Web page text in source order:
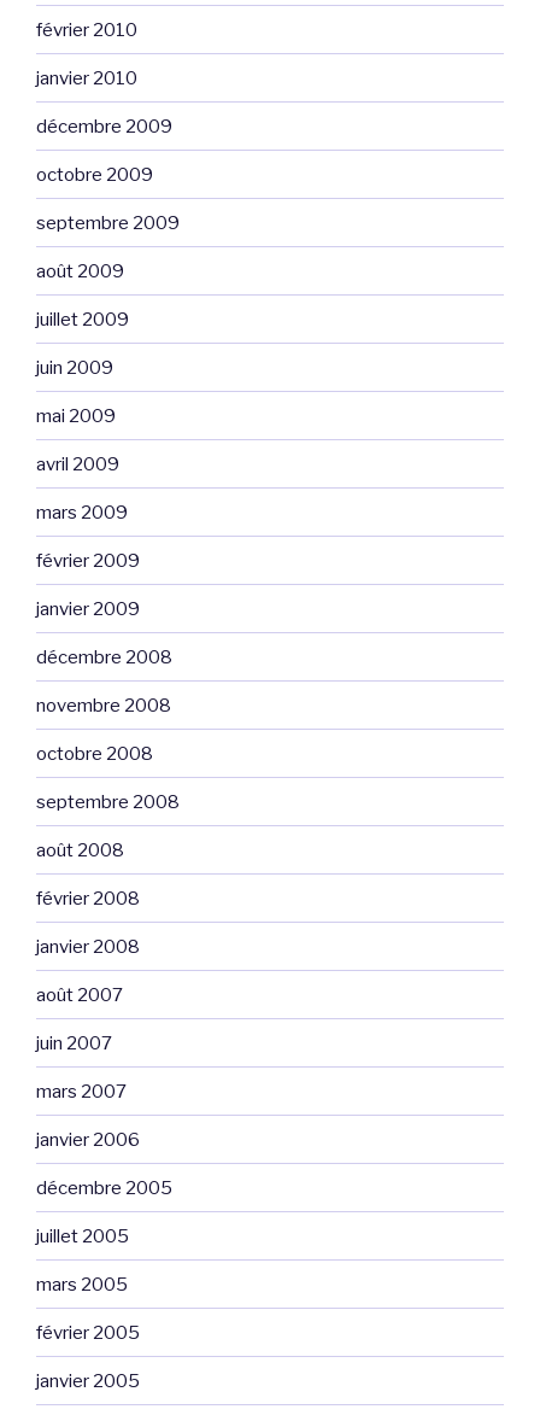
février 2010
janvier 2010
décembre 2009
octobre 2009
septembre 2009
août 2009
juillet 2009
juin 2009
mai 2009
avril 2009
mars 2009
février 2009
janvier 2009
décembre 2008
novembre 2008
octobre 2008
septembre 2008
août 2008
février 2008
janvier 2008
août 2007
juin 2007
mars 2007
janvier 2006
décembre 2005
juillet 2005
mars 2005
février 2005
janvier 2005